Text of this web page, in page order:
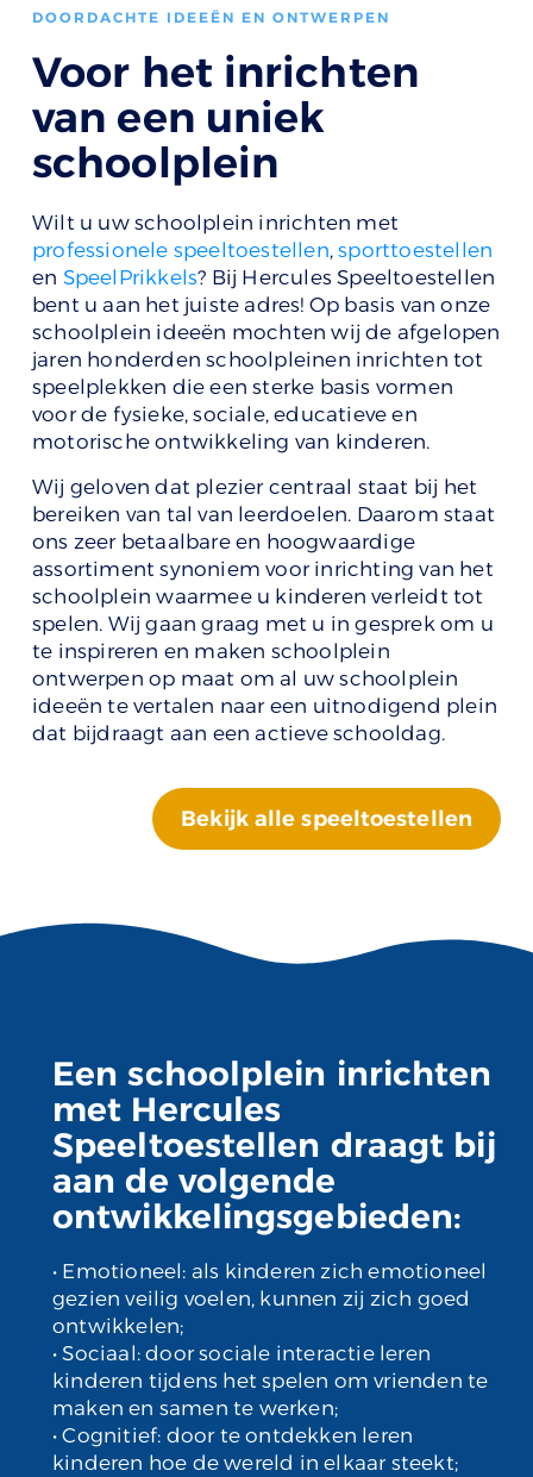
DOORDACHTE IDEEËN EN ONTWERPEN
Voor het inrichten
van een uniek
schoolplein
Wilt u uw schoolplein inrichten met
professionele speeltoestellen,sporttoestellen
en SpeelPrikkels? Bij Hercules Speeltoestellen
bent u aan het juiste adres! Op basis van onze
schoolplein ideeën mochten wij de afgelopen
jaren honderden schoolpleinen inrichten tot
speelplekken die een sterke basis vormen
voor de fysieke, sociale, educatieve en
motorische ontwikkeling van kinderen.
Wij geloven dat plezier centraal staat bij het
bereiken van tal van leerdoelen. Daarom staat
ons zeer betaalbare en hoogwaardige
assortiment synoniem voor inrichting van het
schoolplein waarmee u kinderen verleidt tot
spelen. Wij gaan graag met u in gesprek om u
te inspireren en maken schoolplein
ontwerpen op maat om al uw schoolplein
ideeën te vertalen naar een uitnodigend plein
dat bijdraagt aan een actieve schooldag.
Bekijk alle speeltoestellen
Een schoolplein inrichten
met Hercules
Speeltoestellen draagt bij
aan de volgende
ontwikkelingsgebieden:
• Emotioneel: als kinderen zich emotioneel
gezien veilig voelen, kunnen zij zich goed
ontwikkelen;
• Sociaal: door sociale interactie leren
kinderen tijdens het spelen om vrienden te
maken en samen te werken;
• Cognitief: door te ontdekken leren
kinderen hoe de wereld in elkaar steekt;